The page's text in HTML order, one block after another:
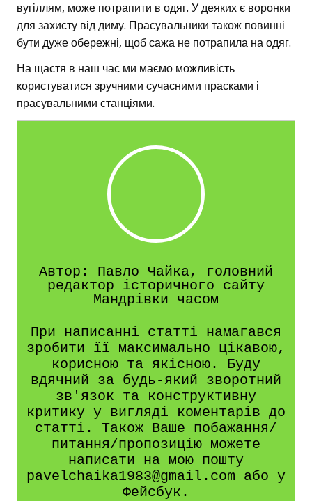
вугіллям, може потрапити в одяг. У деяких є воронки
для захисту від диму. Прасувальники також повинні
бути дуже обережні, щоб сажа не потрапила на одяг.
На щастя в наш час ми маємо можливість
користуватися зручними сучасними прасками і
прасувальними станціями.
Автор: Павло Чайка, головний
редактор історичного сайту
Мандрівки часом
При написанні статті намагався
зробити її максимально цікавою,
корисною та якісною. Буду
вдячний за будь-який зворотний
зв'язок та конструктивну
критику у вигляді коментарів до
статті. Також Ваше побажання/
питання/пропозицію можете
написати на мою пошту
pavelchaika1983@gmail.com або у
Фейсбук.